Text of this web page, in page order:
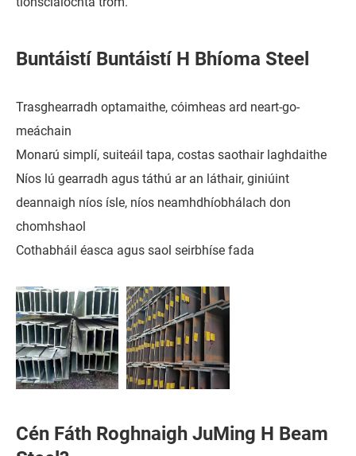
Buntáistí Buntáistí H Bhíoma Steel
Trasghearradh optamaithe, cóimheas ard neart-go-
meáchain
Monarú simplí, suiteáil tapa, costas saothair laghdaithe
Níos lú gearradh agus táthú ar an láthair, giniúint
deannaigh níos ísle, níos neamhdhíobhálach don
chomhshaol
Cothabháil éasca agus saol seirbhíse fada
Cén Fáth Roghnaigh JuMing H Beam